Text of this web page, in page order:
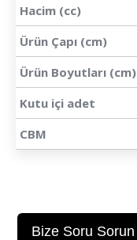
Hacim (cc)
Ürün Çapı (cm)
Ürün Boyutları (cm)
Kutu içi adet
CBM
Bize Soru Sorun